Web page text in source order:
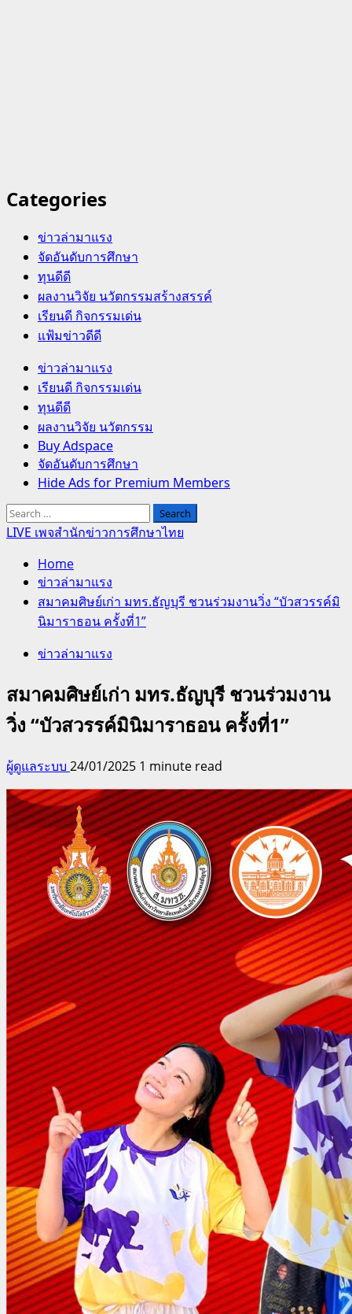
Categories
ข่าวล่ามาแรง
จัดอันดับการศึกษา
ทุนดีดี
ผลงานวิจัย นวัตกรรมสร้างสรรค์
เรียนดี กิจกรรมเด่น
แฟ้มข่าวดีดี
Primary
Menu
ข่าวล่ามาแรง
เรียนดี กิจกรรมเด่น
ทุนดีดี
ผลงานวิจัย นวัตกรรม
Buy Adspace
จัดอันดับการศึกษา
Hide Ads for Premium Members
Search
for:
LIVE เพจสำนักข่าวการศึกษาไทย
Home
ข่าวล่ามาแรง
สมาคมศิษย์เก่า มทร.ธัญบุรี ชวนร่วมงานวิ่ง “บัวสวรรค์มิ
นิมาราธอน ครั้งที่1”
ข่าวล่ามาแรง
สมาคมศิษย์เก่า มทร.ธัญบุรี ชวนร่วมงาน
วิ่ง “บัวสวรรค์มินิมาราธอน ครั้งที่1”
ผู้ดูแลระบบ 24/01/2025 1 minute read